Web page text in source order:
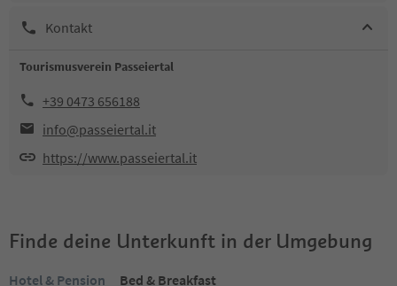
Kontakt
Tourismusverein Passeiertal
+39 0473 656188
info@passeiertal.it
https://www.passeiertal.it
Finde deine Unterkunft in der Umgebung
Hotel & Pension
Bed & Breakfast